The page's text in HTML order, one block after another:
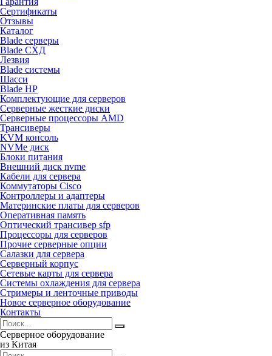
Сертификаты
Отзывы
Каталог
Blade серверы
Blade СХД
Лезвия
Blade системы
Шасси
Blade HP
Комплектующие для серверов
Серверные жесткие диски
Серверные процессоры AMD
Трансиверы
KVM консоль
NVMe диск
Блоки питания
Внешний диск nvme
Кабели для сервера
Коммутаторы Cisco
Контроллеры и адаптеры
Материнские платы для серверов
Оперативная память
Оптический трансивер sfp
Процессоры для серверов
Прочие серверные опции
Салазки для сервера
Серверный корпус
Сетевые карты для сервера
Системы охлаждения для сервера
Стримеры и ленточные приводы
Новое серверное оборудование
Контакты
Серверное оборудование
из Китая